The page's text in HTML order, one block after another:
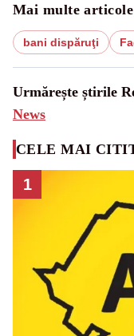
Mai multe articole
bani dispăruţi
Urmărește știrile
News
CELE MAI
1